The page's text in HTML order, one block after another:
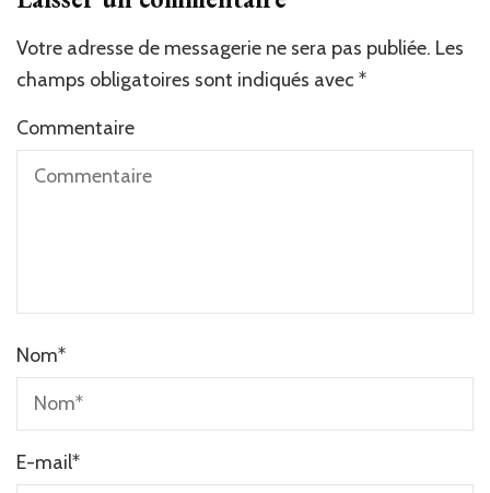
Votre adresse de messagerie ne sera pas publiée. Les
champs obligatoires sont indiqués avec *
Commentaire
Nom*
E-mail*